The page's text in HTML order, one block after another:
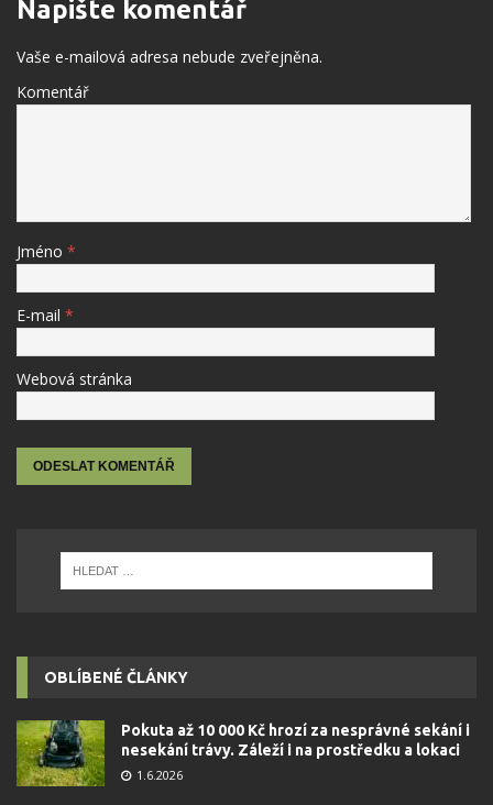
Napište komentář
Vaše e-mailová adresa nebude zveřejněna.
Komentář
Jméno *
E-mail *
Webová stránka
OBLÍBENÉ ČLÁNKY
Pokuta až 10 000 Kč hrozí za nesprávné sekání i
nesekání trávy. Záleží i na prostředku a lokaci
1.6.2026